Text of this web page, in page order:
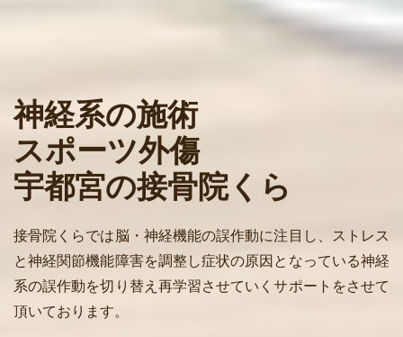
神経系の施術
スポーツ外傷
宇都宮の接骨院くら
接骨院くらでは脳・神経機能の誤作動に注目し、ストレス
と神経関節機能障害を調整し症状の原因となっている神経
系の誤作動を切り替え再学習させていくサポートをさせて
頂いております。